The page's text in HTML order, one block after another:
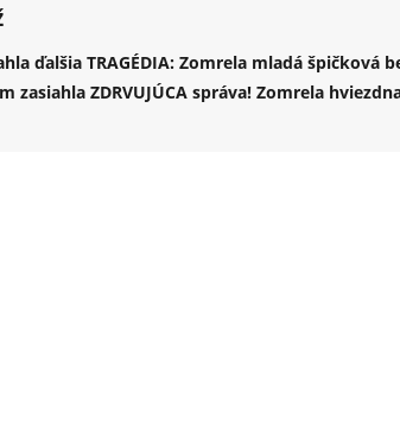
ďalšia TRAGÉDIA: Zomrela mladá špičková
zasiahla ZDRVUJÚCA správa! Zomrela